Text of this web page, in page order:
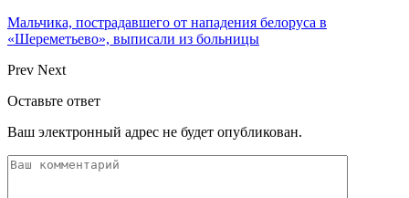
Мальчика, пострадавшего от нападения белоруса в
«Шереметьево», выписали из больницы
Prev Next
Оставьте ответ
Ваш электронный адрес не будет опубликован.